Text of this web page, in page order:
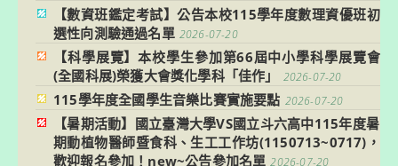
【數資班鑑定考試】公告本校115學年度數理資優班初
選性向測驗通過名單 2026-07-20
【科學展覽】本校學生參加第66屆中小學科學展覽會
(全國科展)榮獲大會獎化學科「佳作」
2026-07-20
115學年度全國學生音樂比賽實施要點 2026-07-20
【暑期活動】國立臺灣大學VS國立斗六高中115年度暑
期動植物醫師暨食科、生工工作坊(1150713~0717)，
歡迎報名參加！new~公告參加名單 2026-07-20